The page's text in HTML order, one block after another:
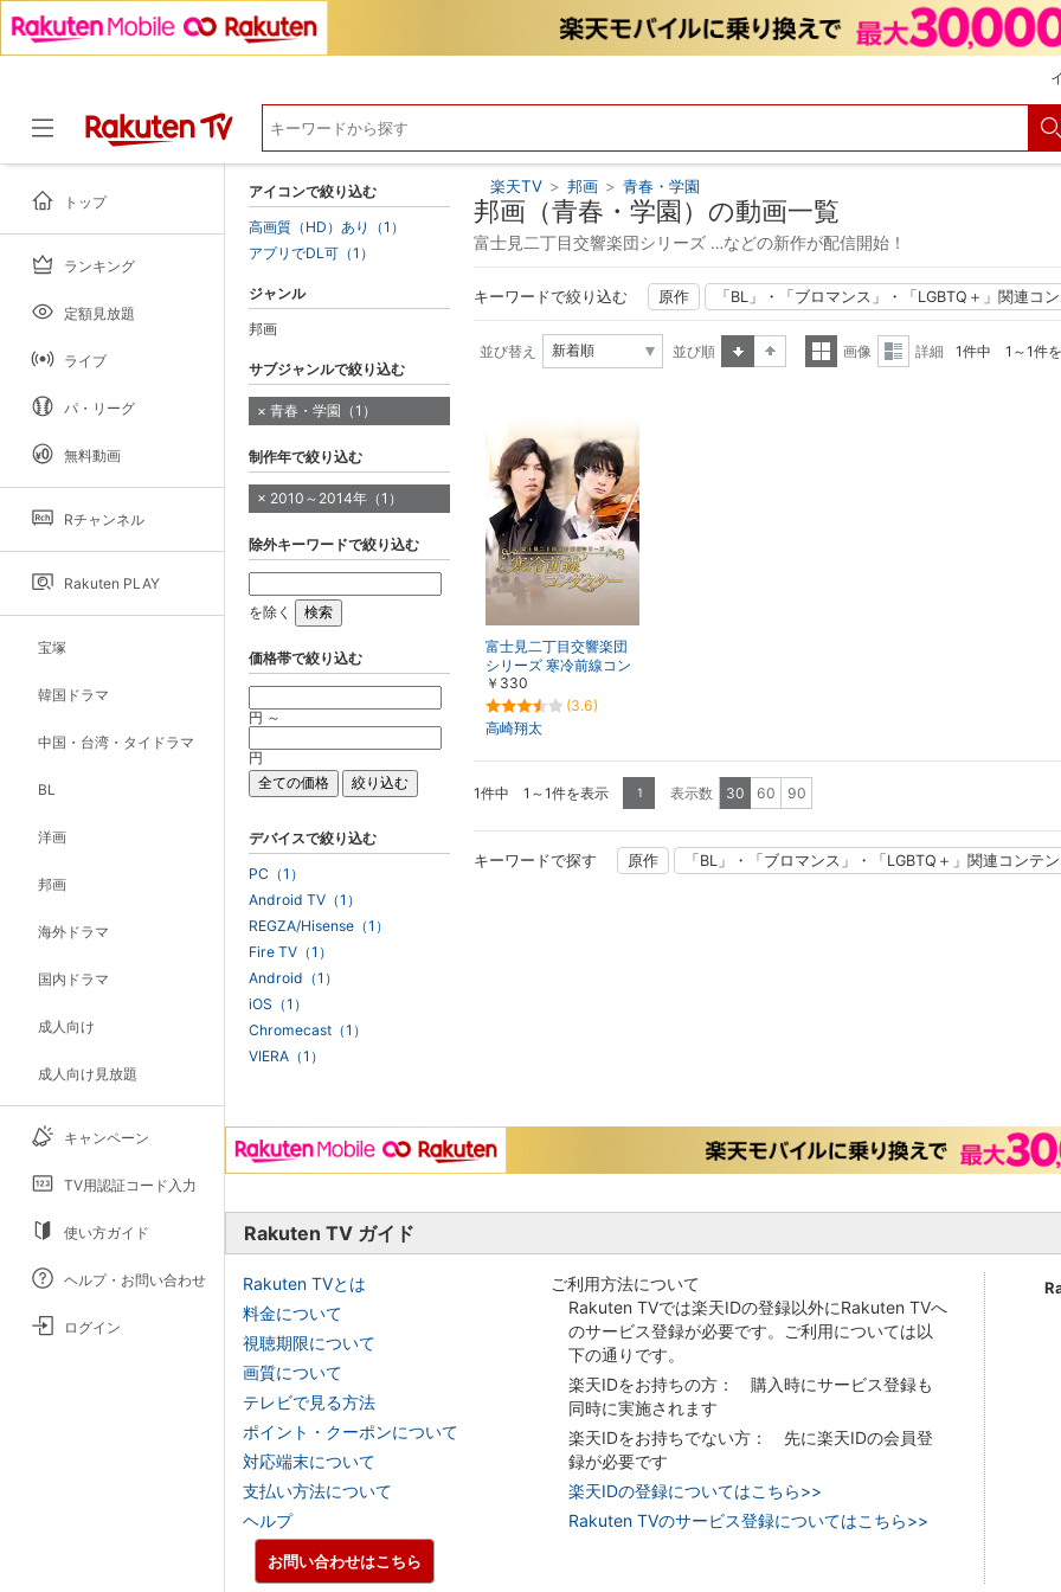
トップ
ランキング
定額見放題
ライブ
パ・リーグ
無料動画
Rチャンネル
Rakuten PLAY
宝塚
韓国ドラマ
中国・台湾・タイドラマ
BL
洋画
邦画
海外ドラマ
国内ドラマ
成人向け
成人向け見放題
キャンペーン
TV用認証コード入力
使い方ガイド
ヘルプ・お問い合わせ
ログイン
楽天TV > 邦画 > 青春・学園
邦画（青春・学園）の動画一覧
富士見二丁目交響楽団シリーズ …などの新作が配信開始！
キーワードで絞り込む 原作 「BL」・「ブロマンス」・「LGBTQ＋」関連コ
並び替え
並び順
画像
詳細 1件中 1～1件
富士見二丁目交響楽団
シリーズ 寒冷前線コン
ダクター
￥330
(3.6)
高崎翔太
1件中 1～1件を表示 1 表示数 30 60 90
キーワードで探す 原作 「BL」・「ブロマンス」・「LGBTQ＋」関連コンテ
アイコンで絞り込む
高画質（HD）あり（1）
アプリでDL可（1）
ジャンル
邦画
サブジャンルで絞り込む
青春・学園（1）
制作年で絞り込む
2010～2014年（1）
除外キーワードで絞り込む
を除く
価格帯で絞り込む
円 ～
円
デバイスで絞り込む
PC（1）
Android TV（1）
REGZA/Hisense（1）
Fire TV（1）
Android（1）
iOS（1）
Chromecast（1）
VIERA（1）
Rakuten TV ガイド
Rakuten TVとは
料金について
視聴期限について
画質について
テレビで見る方法
ポイント・クーポンについて
対応端末について
支払い方法について
ヘルプ
ご利用方法について
Rakuten TVでは楽天IDの登録以外にRakuten TVへ
のサービス登録が必要です。ご利用については以
下の通りです。
楽天IDをお持ちの方： 購入時にサービス登録も
同時に実施されます
楽天IDをお持ちでない方： 先に楽天IDの会員登
録が必要です
楽天IDの登録についてはこちら>>
Rakuten TVのサービス登録についてはこちら>>
お問い合わせはこちら